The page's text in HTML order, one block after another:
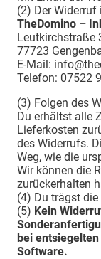
(2) Der
TheDomino –
Leutkirchstraße
77723
E-Mail:
Telefon: 07522
(3) Folgen des
Du erhältst alle
Lieferkosten
des Widerrufs.
Weg, wie die
Wir können die
zurückerhalten
(4) Du trägst
(5) Kein
bei
Software.